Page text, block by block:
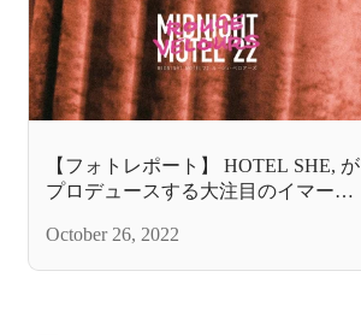
【フォトレポート】 HOTEL SHE, が
プロデュースする大注目のイマーシ
MIDNIGHT MOTEL '22」IN HOTEL
SHE, KYOTO
October 26, 2022